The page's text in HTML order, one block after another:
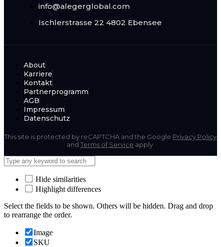
info@alegerglobal.com
Ischlerstrasse 22 4802 Ebensee
About
Karriere
Kontakt
Partnerprogramm
AGB
Impressum
Datenschutz
This site is protected by reCAPTCHA and the Google Privacy Policy
and Terms of Service apply.
Hide similarities
Highlight differences
Select the fields to be shown. Others will be hidden. Drag and drop
to rearrange the order.
Image
SKU